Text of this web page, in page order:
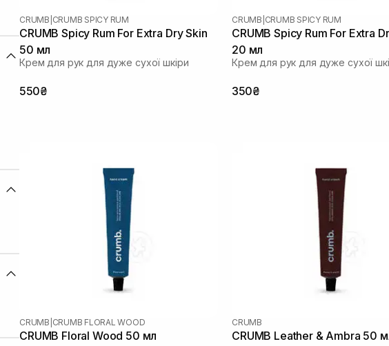
CRUMB CRUMB SPICY RUM
CRUMB Spicy Rum For Extra Dry Skin
50 мл
Крем для рук для дуже сухої шкіри
550₴
CRUMB CRUMB SPICY RUM
CRUMB Spicy Rum For Extra
20 мл
Крем для рук для дуже сухої
350₴
CRUMB CRUMB FLORAL WOOD
CRUMB Floral Wood 50 мл
CRUMB
CRUMB Leather & Ambra 50